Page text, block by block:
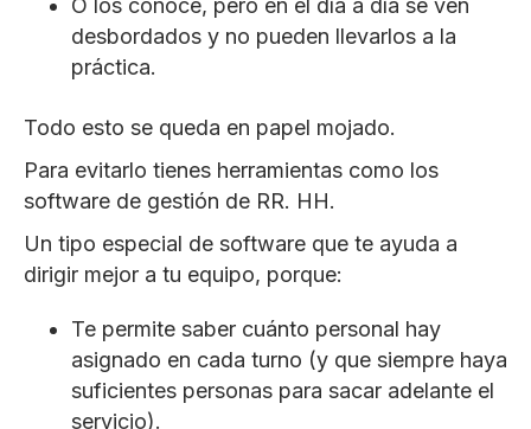
O los conoce, pero en el día a día se ven
desbordados y no pueden llevarlos a la
práctica.
Todo esto se queda en papel mojado.
Para evitarlo tienes herramientas como los
software de gestión de RR. HH.
Un tipo especial de software que te ayuda a
dirigir mejor a tu equipo, porque:
Te permite saber cuánto personal hay
asignado en cada turno (y que siempre haya
suficientes personas para sacar adelante el
servicio).